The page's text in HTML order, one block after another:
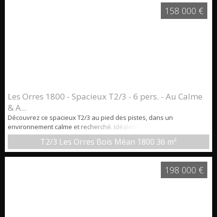
Les Orres 1800 - Spacieux T2/3 - 6 pers. - Au Calme
& A...
Découvrez ce spacieux T2/3 au pied des pistes, dans un
environnement calme et recherché. Idéalement situé aux Orres
1800, au sein d'une résidence avec piscine intérieure chauffée, cet
appartement bénéficie d'un emplacement privilégié : en bordure du
front de neige, à quelques pas seulement des commerces,
restaurants et animations de la station, tout en profitant d'un cadre
T2/3 Les Orres Bois Méan 1800 36 m²
158 000 €
198 000 €